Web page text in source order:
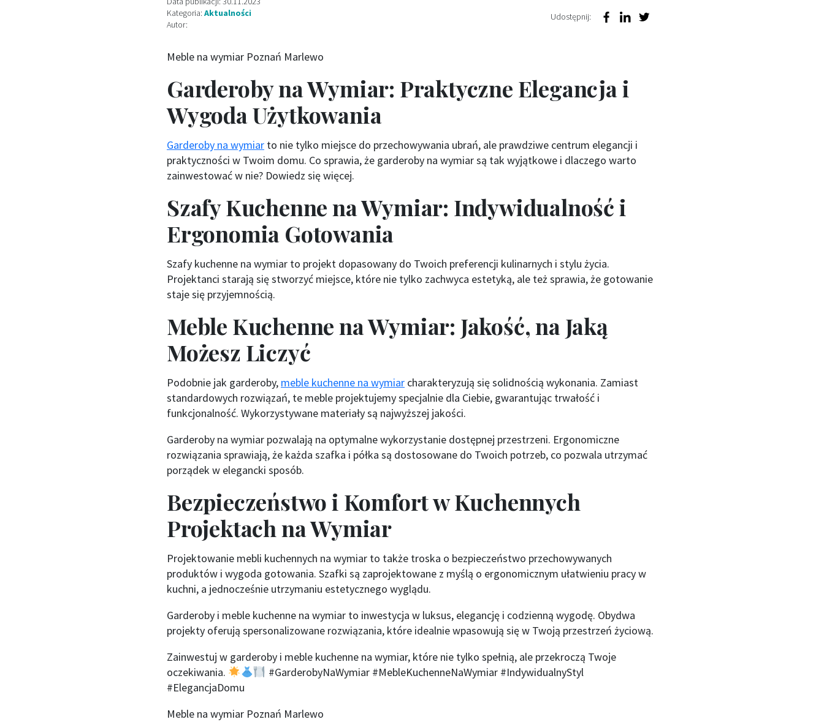
Kategoria: Aktualności
Autor:
Udostępnij:
Meble na wymiar Poznań Marlewo
Garderoby na Wymiar: Praktyczne Elegancja i
Wygoda Użytkowania
Garderoby na wymiar to nie tylko miejsce do przechowywania ubrań, ale prawdziwe centrum elegancji i
praktyczności w Twoim domu. Co sprawia, że garderoby na wymiar są tak wyjątkowe i dlaczego warto
zainwestować w nie? Dowiedz się więcej.
Szafy Kuchenne na Wymiar: Indywidualność i
Ergonomia Gotowania
Szafy kuchenne na wymiar to projekt dopasowany do Twoich preferencji kulinarnych i stylu życia.
Projektanci starają się stworzyć miejsce, które nie tylko zachwyca estetyką, ale też sprawia, że gotowanie
staje się przyjemnością.
Meble Kuchenne na Wymiar: Jakość, na Jaką
Możesz Liczyć
Podobnie jak garderoby, meble kuchenne na wymiar charakteryzują się solidnością wykonania. Zamiast
standardowych rozwiązań, te meble projektujemy specjalnie dla Ciebie, gwarantując trwałość i
funkcjonalność. Wykorzystywane materiały są najwyższej jakości.
Garderoby na wymiar pozwalają na optymalne wykorzystanie dostępnej przestrzeni. Ergonomiczne
rozwiązania sprawiają, że każda szafka i półka są dostosowane do Twoich potrzeb, co pozwala utrzymać
porządek w elegancki sposób.
Bezpieczeństwo i Komfort w Kuchennych
Projektach na Wymiar
Projektowanie mebli kuchennych na wymiar to także troska o bezpieczeństwo przechowywanych
produktów i wygoda gotowania. Szafki są zaprojektowane z myślą o ergonomicznym ułatwieniu pracy w
kuchni, a jednocześnie utrzymaniu estetycznego wyglądu.
Garderoby i meble kuchenne na wymiar to inwestycja w luksus, elegancję i codzienną wygodę. Obydwa
projekty oferują spersonalizowane rozwiązania, które idealnie wpasowują się w Twoją przestrzeń życiową.
Zainwestuj w garderoby i meble kuchenne na wymiar, które nie tylko spełnią, ale przekroczą Twoje
oczekiwania.
#GarderobyNaWymiar #MebleKuchenneNaWymiar #IndywidualnyStyl
#ElegancjaDomu
Meble na wymiar Poznań Marlewo